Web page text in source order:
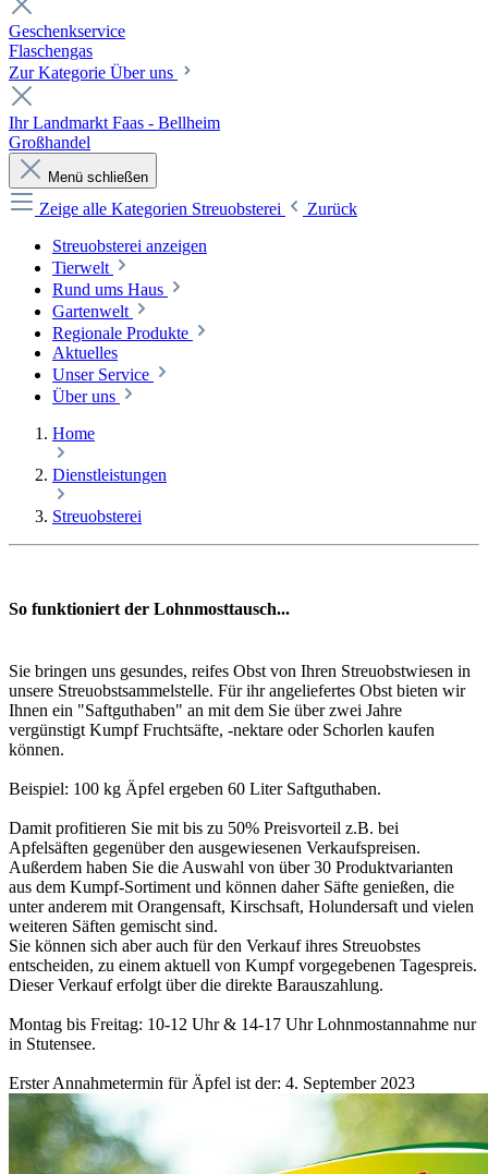
Geschenkservice
Flaschengas
Zur Kategorie Über uns
Ihr Landmarkt Faas - Bellheim
Großhandel
Menü schließen
Zeige alle Kategorien Streuobsterei
Zurück
Streuobsterei anzeigen
Tierwelt
Rund ums Haus
Gartenwelt
Regionale Produkte
Aktuelles
Unser Service
Über uns
Home
Dienstleistungen
Streuobsterei
So funktioniert der Lohnmosttausch...
Sie bringen uns gesundes, reifes Obst von Ihren Streuobstwiesen in
unsere Streuobstsammelstelle. Für ihr angeliefertes Obst bieten wir
Ihnen ein "Saftguthaben" an mit dem Sie über zwei Jahre
vergünstigt Kumpf Fruchtsäfte, -nektare oder Schorlen kaufen
können.
Beispiel: 100 kg Äpfel ergeben 60 Liter Saftguthaben.
Damit profitieren Sie mit bis zu 50% Preisvorteil z.B. bei
Apfelsäften gegenüber den ausgewiesenen Verkaufspreisen.
Außerdem haben Sie die Auswahl von über 30 Produktvarianten
aus dem Kumpf-Sortiment und können daher Säfte genießen, die
unter anderem mit Orangensaft, Kirschsaft, Holundersaft und vielen
weiteren Säften gemischt sind.
Sie können sich aber auch für den Verkauf ihres Streuobstes
entscheiden, zu einem aktuell von Kumpf vorgegebenen Tagespreis.
Dieser Verkauf erfolgt über die direkte Barauszahlung.
Montag bis Freitag: 10-12 Uhr & 14-17 Uhr Lohnmostannahme nur
in Stutensee.
Erster Annahmetermin für Äpfel ist der: 4. September 2023